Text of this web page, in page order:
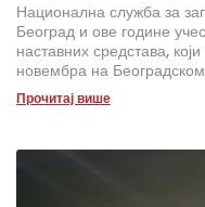
Национална служба за
Београд и ове године
наставних средстава,
новембра на
Прочитај више